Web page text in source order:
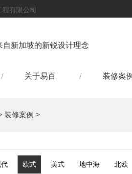
有限公司
自新加坡的新锐设计理念
关于易百 装修案
装修案例 >
欧式 美式 地中海 北欧